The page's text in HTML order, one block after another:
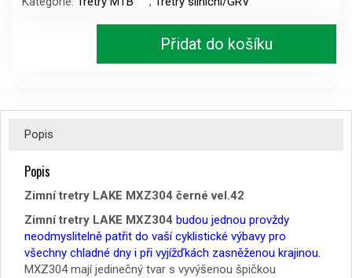
černé
Přidat do košíku
Popis
Popis
Zimní tretry LAKE MXZ304 černé vel.42
Zimní tretry LAKE MXZ304 budou jednou provždy
neodmyslitelně patřit do vaší cyklistické výbavy pro
všechny chladné dny i při vyjížďkách zasněženou krajinou.
MXZ304 mají jedinečný tvar s vyvýšenou špičkou